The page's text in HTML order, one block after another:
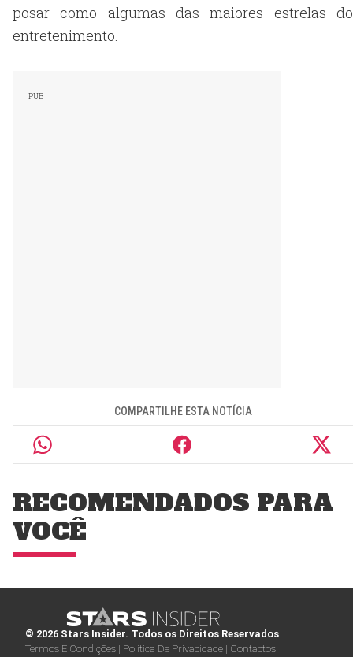
posar como algumas das maiores estrelas do
entretenimento.
COMPARTILHE ESTA NOTÍCIA
RECOMENDADOS PARA
VOCÊ
© 2026 Stars Insider. Todos os Direitos Reservados
Termos E Condições | Politica De Privacidade | Contactos